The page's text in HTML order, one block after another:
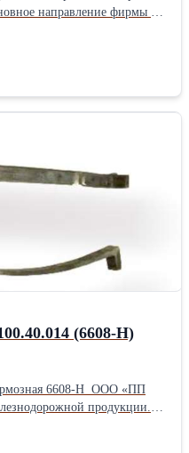
направление фирмы –
оборудования, а также
серии ТГМ, ТЭМ.
проводить ремонт
а также силами
тепловоза.
(6608-Н)
6608-Н ООО «ПП
продукции.
поставка
также капитальный ремонт